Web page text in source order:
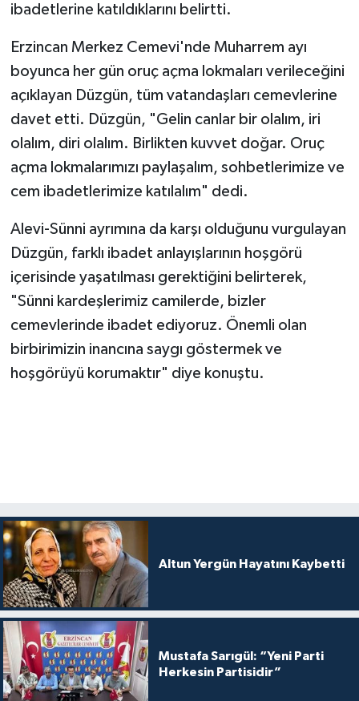
ibadetlerine katıldıklarını belirtti.
Erzincan Merkez Cemevi'nde Muharrem ayı
boyunca her gün oruç açma lokmaları verileceğini
açıklayan Düzgün, tüm vatandaşları cemevlerine
davet etti. Düzgün, "Gelin canlar bir olalım, iri
olalım, diri olalım. Birlikten kuvvet doğar. Oruç
açma lokmalarımızı paylaşalım, sohbetlerimize ve
cem ibadetlerimize katılalım" dedi.
Alevi-Sünni ayrımına da karşı olduğunu vurgulayan
Düzgün, farklı ibadet anlayışlarının hoşgörü
içerisinde yaşatılması gerektiğini belirterek,
"Sünni kardeşlerimiz camilerde, bizler
cemevlerinde ibadet ediyoruz. Önemli olan
birbirimizin inancına saygı göstermek ve
hoşgörüyü korumaktır" diye konuştu.
Altun Yergün Hayatını Kaybetti
Mustafa Sarıgül: “Yeni Parti
Herkesin Partisidir”